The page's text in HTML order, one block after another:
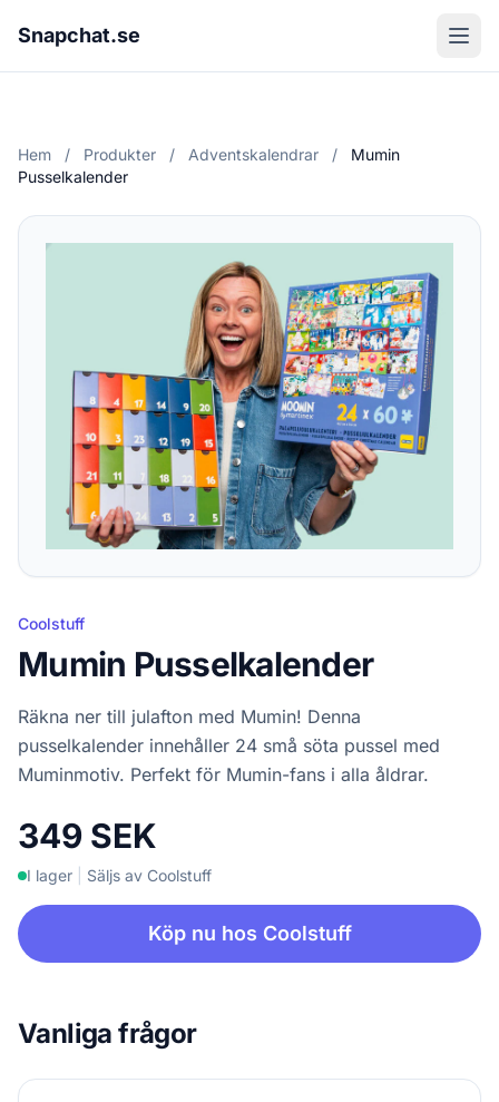
Snapchat.se
Hem / Produkter / Adventskalendrar /
Mumin
Pusselkalender
Coolstuff
Mumin Pusselkalender
Räkna ner till julafton med Mumin! Denna
pusselkalender innehåller 24 små söta pussel med
Muminmotiv. Perfekt för Mumin-fans i alla åldrar.
349 SEK
I lager Säljs av Coolstuff
Köp nu hos Coolstuff
Vanliga frågor